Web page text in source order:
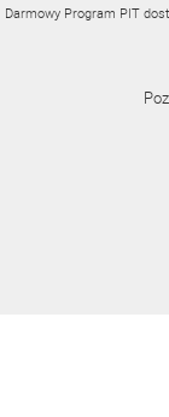
Darmowy Program PIT